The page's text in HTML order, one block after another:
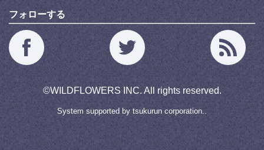
フォローする
©WILDFLOWERS INC. All rights reserved.
System supported by tsukurun corporation..